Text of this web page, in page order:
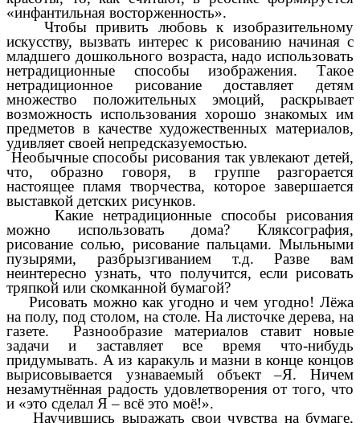
«инфантильная восторженность».
Чтобы привить любовь к изобразительному
искусству, вызвать интерес к рисованию начиная с
младшего дошкольного возраста, надо использовать
нетрадиционные способы изображения. Такое
нетрадиционное рисование доставляет детям
множество положительных эмоций, раскрывает
возможность использования хорошо знакомых им
предметов в качестве художественных материалов,
удивляет своей непредсказуемостью.
Необычные способы рисования так увлекают детей,
что, образно говоря, в группе разгорается
настоящее пламя творчества, которое завершается
выставкой детских рисунков.
Какие нетрадиционные способы рисования
можно использовать дома? Кляксография,
рисование солью, рисование пальцами. Мыльными
пузырями, разбрызгиванием т.д. Разве вам
неинтересно узнать, что получится, если рисовать
тряпкой или скомканной бумагой?
Рисовать можно как угодно и чем угодно! Лёжа
на полу, под столом, на столе. На листочке дерева, на
газете. Разнообразие материалов ставит новые
задачи и заставляет все время что-нибудь
придумывать. А из каракуль и мазни в конце концов
вырисовывается узнаваемый объект –Я. Ничем
незамутнённая радость удовлетворения от того, что
и «это сделал Я – всё это моё!».
Научившись выражать свои чувства на бумаге,